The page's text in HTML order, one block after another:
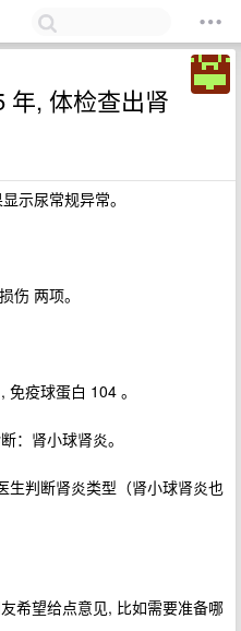
年, 体检查出肾
示尿常规异常。
伤 两项。
疫球蛋白 104 。
：肾小球肾炎。
生判断肾炎类型（肾小球肾炎也
希望给点意见, 比如需要准备哪